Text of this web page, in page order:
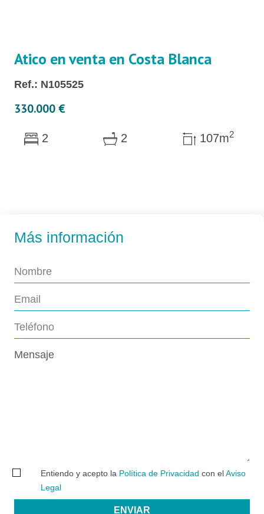
Atico en venta en Costa Blanca
Ref.: N105525
330.000 €
2 2 107m2
Más información
Entiendo y acepto la Política de Privacidad con elAviso
Legal
ENVIAR